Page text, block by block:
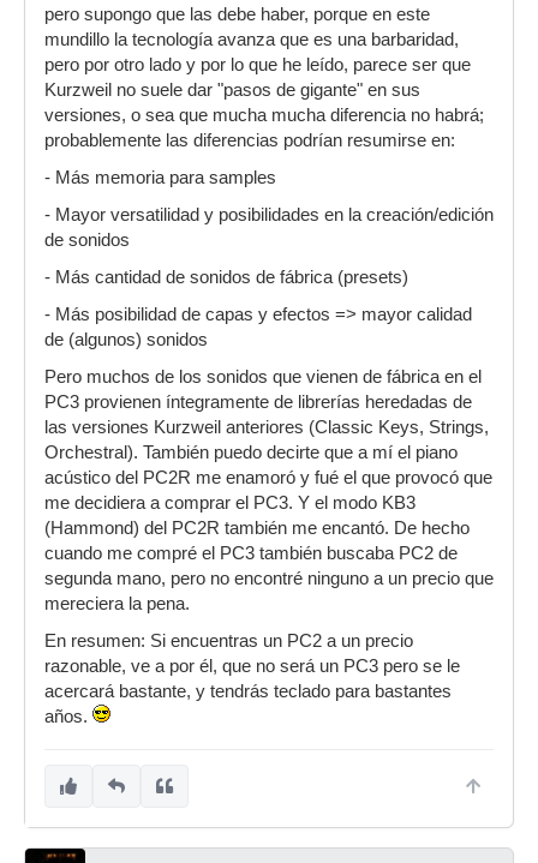
pero supongo que las debe haber, porque en este
mundillo la tecnología avanza que es una barbaridad,
pero por otro lado y por lo que he leído, parece ser que
Kurzweil no suele dar "pasos de gigante" en sus
versiones, o sea que mucha mucha diferencia no habrá;
probablemente las diferencias podrían resumirse en:
- Más memoria para samples
- Mayor versatilidad y posibilidades en la creación/edición
de sonidos
- Más cantidad de sonidos de fábrica (presets)
- Más posibilidad de capas y efectos => mayor calidad
de (algunos) sonidos
Pero muchos de los sonidos que vienen de fábrica en el
PC3 provienen íntegramente de librerías heredadas de
las versiones Kurzweil anteriores (Classic Keys, Strings,
Orchestral). También puedo decirte que a mí el piano
acústico del PC2R me enamoró y fué el que provocó que
me decidiera a comprar el PC3. Y el modo KB3
(Hammond) del PC2R también me encantó. De hecho
cuando me compré el PC3 también buscaba PC2 de
segunda mano, pero no encontré ninguno a un precio que
mereciera la pena.
En resumen: Si encuentras un PC2 a un precio
razonable, ve a por él, que no será un PC3 pero se le
acercará bastante, y tendrás teclado para bastantes
años.